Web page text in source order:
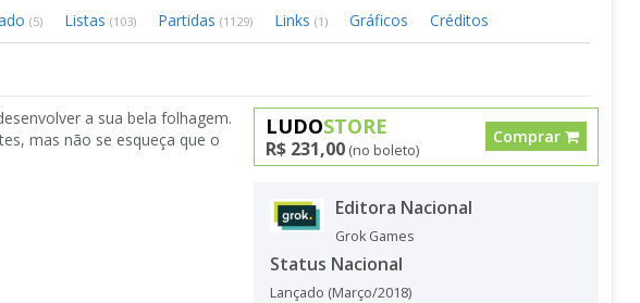
(5) Listas (103) Partidas (1129) Links (1) Gráficos Créditos
a sua bela folhagem.
mas não se esqueça que o
LUDOSTORE
R$ 231,00 (no boleto)
Comprar
Editora Nacional
Grok Games
Status Nacional
Lançado (Março/2018)